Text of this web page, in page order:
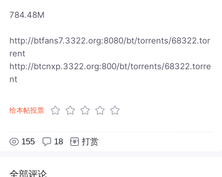
784.48M
http://btfans7.3322.org:8080/bt/torrents/68322.tor
rent
http://btcnxp.3322.org:800/bt/torrents/68322.torre
nt
给本帖投票
155 18 打赏
全部评论